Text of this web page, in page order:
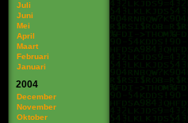
Juli
Juni
Mei
April
Maart
Februari
Januari
2004
December
November
Oktober